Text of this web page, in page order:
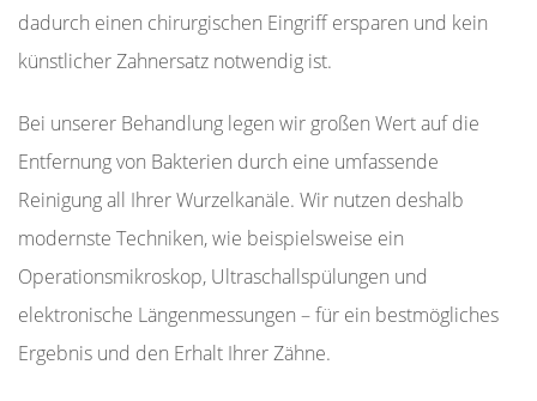
dadurch einen chirurgischen Eingriff ersparen und kein
künstlicher Zahnersatz notwendig ist.
Bei unserer Behandlung legen wir großen Wert auf die
Entfernung von Bakterien durch eine umfassende
Reinigung all Ihrer Wurzelkanäle. Wir nutzen deshalb
modernste Techniken, wie beispielsweise ein
Operationsmikroskop, Ultraschallspülungen und
elektronische Längenmessungen – für ein bestmögliches
Ergebnis und den Erhalt Ihrer Zähne.